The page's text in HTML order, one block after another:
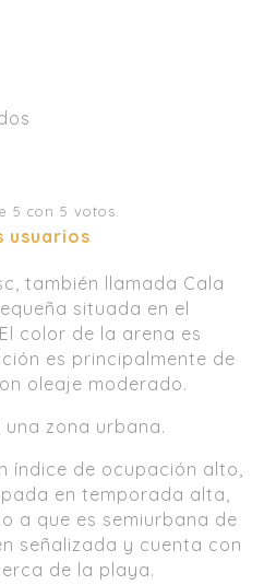
5 con 5 votos.
usuarios
también llamada Cala
situada en el
color de la arena es
es principalmente de
oleaje moderado.
zona urbana.
índice de ocupación alto,
en temporada alta,
a que es semiurbana de
señalizada y cuenta con
de la playa.